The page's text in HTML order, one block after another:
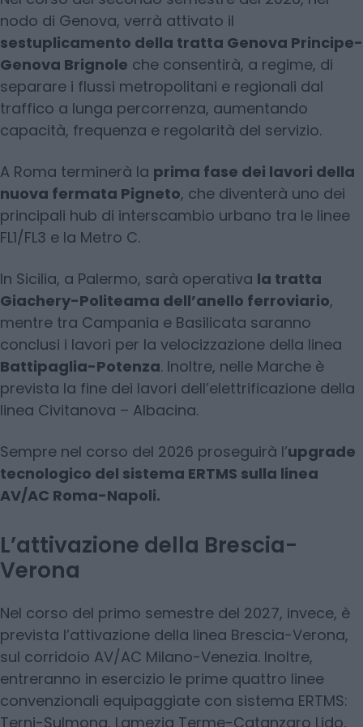
nodo di Genova, verrà attivato il
sestuplicamento della tratta Genova Principe-
Genova Brignole che consentirà, a regime, di
separare i flussi metropolitani e regionali dal
traffico a lunga percorrenza, aumentando
capacità, frequenza e regolarità del servizio.
A Roma terminerà la prima fase dei lavori della
nuova fermata Pigneto, che diventerà uno dei
principali hub di interscambio urbano tra le linee
FL1/FL3 e la Metro C.
In Sicilia, a Palermo, sarà operativa la tratta
Giachery-Politeama dell’anello ferroviario,
mentre tra Campania e Basilicata saranno
conclusi i lavori per la velocizzazione della linea
Battipaglia-Potenza. Inoltre, nelle Marche è
prevista la fine dei lavori dell’elettrificazione della
linea Civitanova – Albacina.
Sempre nel corso del 2026 proseguirà l’upgrade
tecnologico del sistema ERTMS sulla linea
AV/AC Roma-Napoli.
L’attivazione della Brescia-
Verona
Nel corso del primo semestre del 2027, invece, è
prevista l’attivazione della linea Brescia-Verona,
sul corridoio AV/AC Milano-Venezia. Inoltre,
entreranno in esercizio le prime quattro linee
convenzionali equipaggiate con sistema ERTMS:
Terni-Sulmona, Lamezia Terme-Catanzaro Lido,